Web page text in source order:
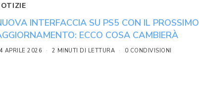
INTERFACCIA SU PS5 CON IL PROSSIMO
ECCO COSA CAMBIERÀ
APRILE 2026 2 MINUTI DI LETTURA 0 CONDIVISIONI